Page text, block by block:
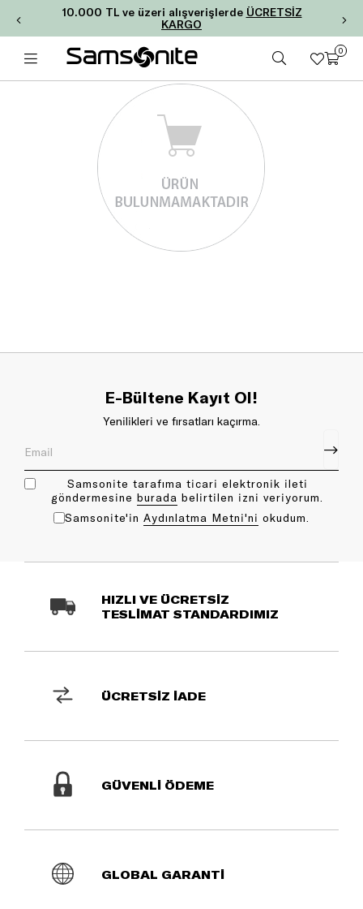
10.000 TL ve üzeri alışverişlerde ÜCRETSİZ
KARGO
0
E-Bültene Kayıt Ol!
Yenilikleri ve fırsatları kaçırma.
Samsonite tarafıma ticari elektronik ileti
göndermesine bu rada belirtilen izni veriyorum.
Samsonite'in Aydınlatma Metni'ni okudum.
HIZLI VE ÜCRETSİZ
TESLİMAT STANDARDIMIZ
ÜCRETSİZ İADE
GÜVENLİ ÖDEME
GLOBAL GARANTİ